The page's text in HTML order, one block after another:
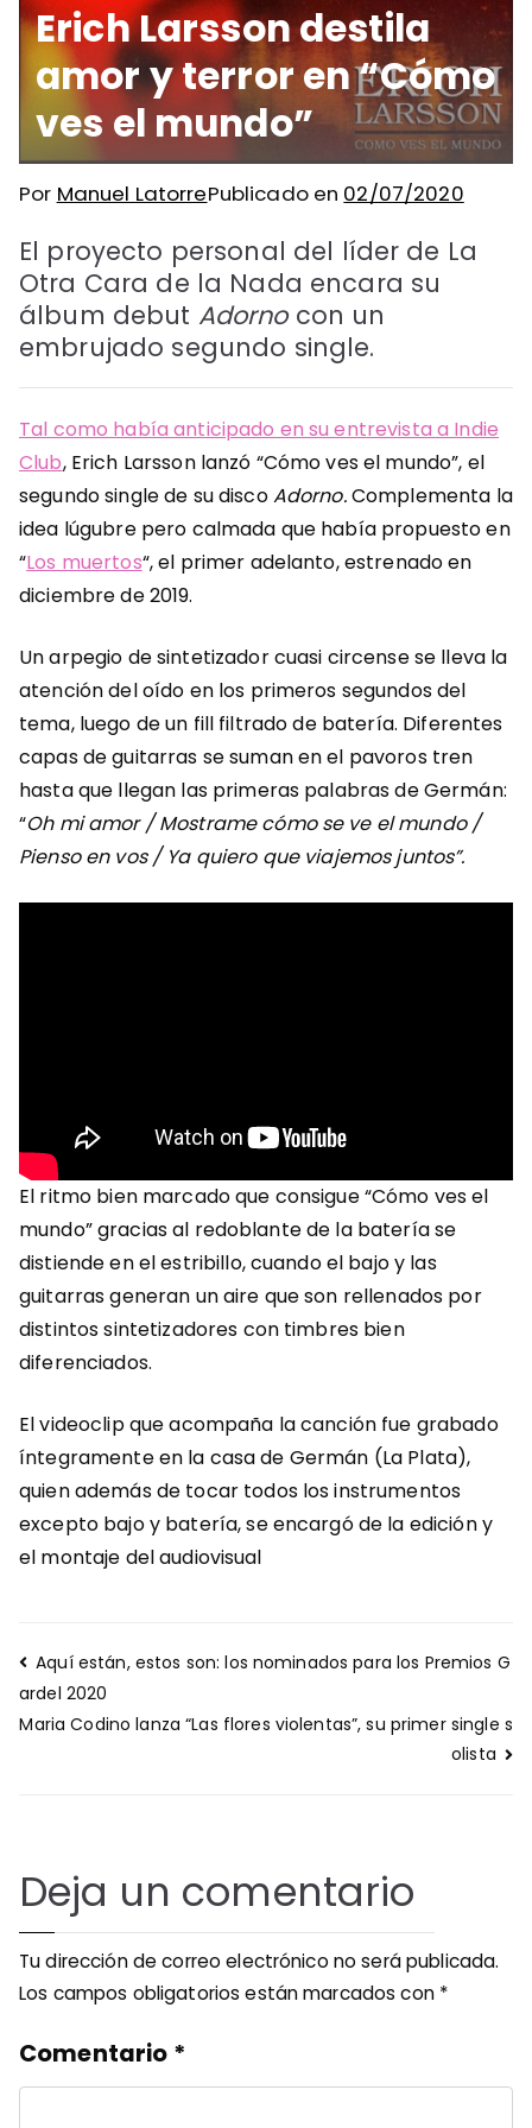
Erich Larsson destila
amor y terror en “Cómo
ves el mundo”
Por Manuel LatorrePublicado en 02/07/2020
El proyecto personal del líder de La
Otra Cara de la Nada encara su
álbum debut Adorno con un
embrujado segundo single.
Tal como había anticipado en su entrevista a Indie
Club, Erich Larsson lanzó “Cómo ves el mundo”, el
segundo single de su discoAdorno.Complementa la
idea lúgubre pero calmada que había propuesto en
“Los muertos“, el primer adelanto, estrenado en
diciembre de 2019.
Un arpegio de sintetizador cuasi circense se lleva la
atención del oído en los primeros segundos del
tema, luego de un fill filtrado de batería. Diferentes
capas de guitarras se suman en el pavoros tren
hasta que llegan las primeras palabras de Germán:
“Oh mi amor / Mostrame cómo se ve el mundo /
Pienso en vos / Ya quiero que viajemos juntos”.
El ritmo bien marcado que consigue “Cómo ves el
mundo” gracias al redoblante de la batería se
distiende en el estribillo, cuando el bajo y las
guitarras generan un aire que son rellenados por
distintos sintetizadores con timbres bien
diferenciados.
El videoclip que acompaña la canción fue grabado
íntegramente en la casa de Germán (La Plata),
quien además de tocar todos los instrumentos
excepto bajo y batería, se encargó de la edición y
el montaje del audiovisual
Navegación
de
entradas
Aquí están, estos son: los nominados para los Premios G
ardel 2020
Maria Codino lanza “Las flores violentas”, su primer single s
olista
Deja un comentario
Tu dirección de correo electrónico no será publicada.
Los campos obligatorios están marcados con *
Comentario *